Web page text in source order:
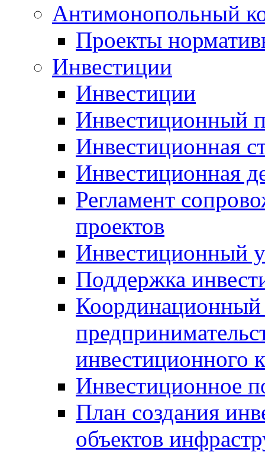
Антимонопольный
Проекты
Инвестиции
Инвестиции
Инвестиционный
Инвестиционная
Инвестиционная
Регламент
проектов
Инвестиционный
Поддержка
Координационный
инвестиционного
Инвестиционное
План создания
объектов